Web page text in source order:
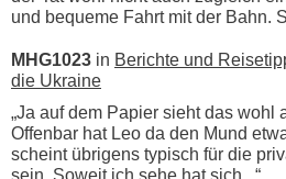
und bequeme Fahrt mit der Bahn.
MHG1023 in Berichte und
die Ukraine
„Ja auf dem Papier sieht das wohl
Offenbar hat Leo da den Mund
scheint übrigens typisch für die
sein. Soweit ich sehe hat sich...“